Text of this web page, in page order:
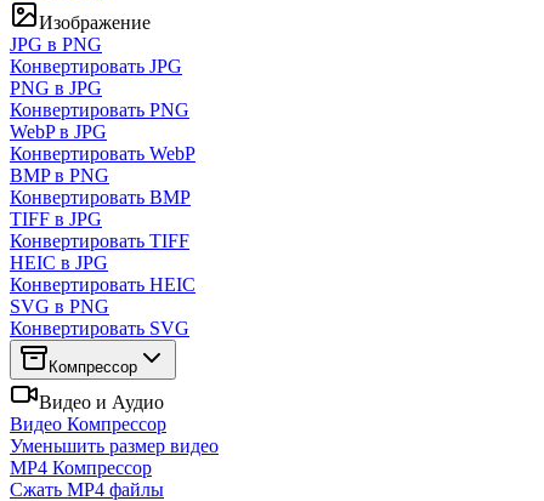
Изображение
JPG в PNG
Конвертировать JPG
PNG в JPG
Конвертировать PNG
WebP в JPG
Конвертировать WebP
BMP в PNG
Конвертировать BMP
TIFF в JPG
Конвертировать TIFF
HEIC в JPG
Конвертировать HEIC
SVG в PNG
Конвертировать SVG
Компрессор
Видео и Аудио
Видео Компрессор
Уменьшить размер видео
MP4 Компрессор
Сжать MP4 файлы